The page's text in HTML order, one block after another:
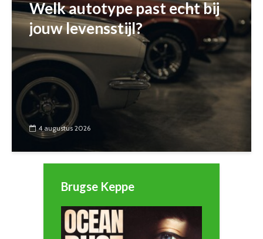
Welk autotype past echt bij
jouw levensstijl?
4 augustus 2026
Brugse Keppe